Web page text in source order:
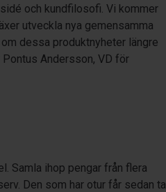
och kundfilosofi. Vi kommer
utveckla nya gemensamma
dessa produktnyheter längre
Andersson, VD för
Samla ihop pengar från flera
Den som har otur får sedan ta